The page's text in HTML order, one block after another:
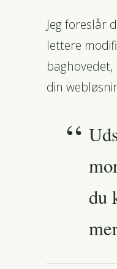
Jeg foreslår
lettere
din
du